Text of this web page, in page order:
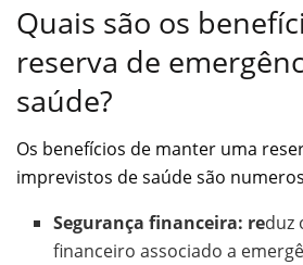
Quais são os
reserva de
saúde?
Os benefícios de manter uma
imprevistos de saúde são
Segurança financeira: reduz
financeiro associado a